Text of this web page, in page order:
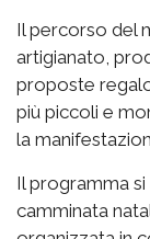
Il percorso del
artigianato,
proposte
più piccoli e
la
Il programma
camminata